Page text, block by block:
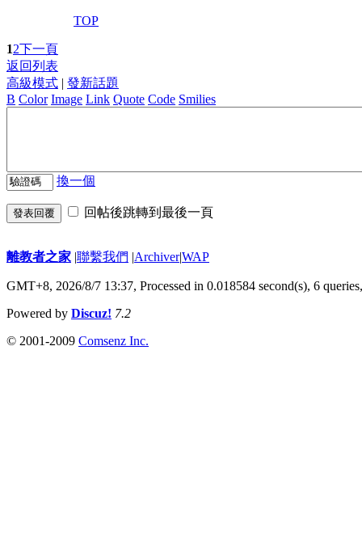
TOP
12下一頁
返回列表
高級模式 | 發新話題
B Color Image Link Quote Code Smilies
換一個
發表回覆 回帖後跳轉到最後一頁
離教者之家 |聯繫我們 |Archiver|WAP
GMT+8, 2026/8/7 13:37, Processed in 0.018584 second(s), 6
Powered by Discuz! 7.2
© 2001-2009 Comsenz Inc.